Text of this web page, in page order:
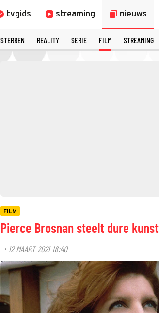
tvgids streaming nieuws
STERREN REALITY SERIE FILM STREAMING
FILM
Pierce Brosnan steelt dure kunst
· 12 MAART 2021 18:40